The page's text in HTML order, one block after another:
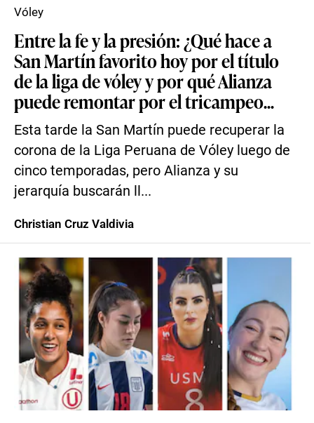
Entre la fe y la presión: ¿Qué hace a
San Martín favorito hoy por el título
de la liga de vóley y por qué Alianza
puede remontar por el tricampeo...
Esta tarde la San Martín puede recuperar la
corona de la Liga Peruana de Vóley luego de
cinco temporadas, pero Alianza y su
jerarquía buscarán ll...
Vóley
Christian Cruz Valdivia